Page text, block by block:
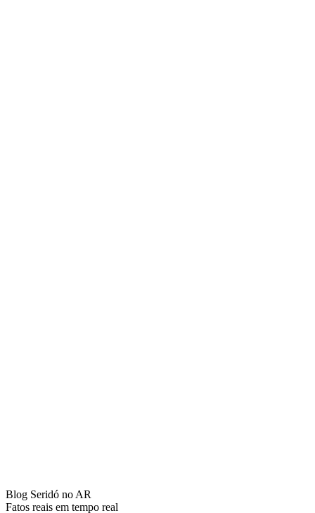
Blog Seridó no AR
Fatos reais em tempo real